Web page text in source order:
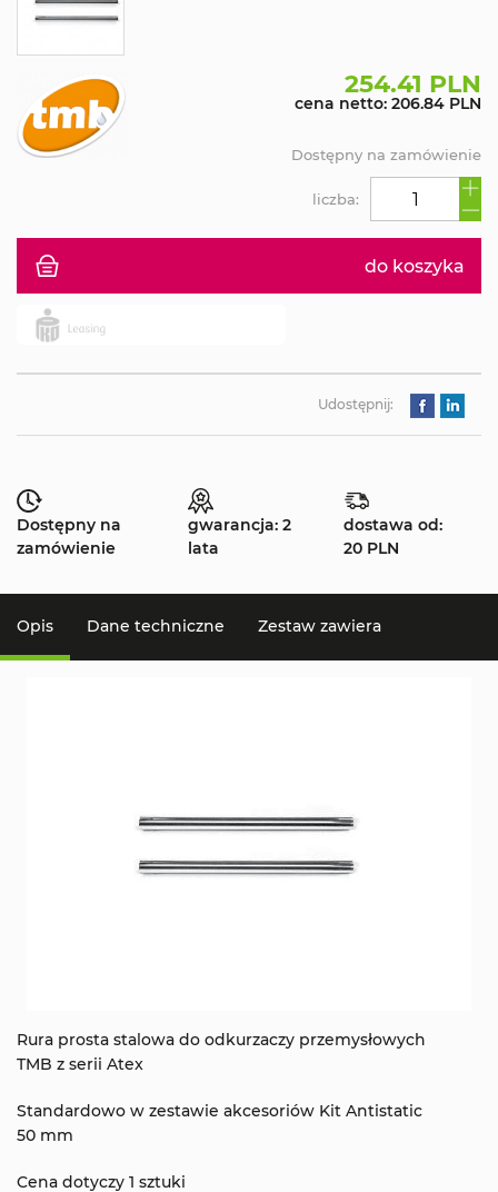
254.41 PLN
cena netto: 206.84 PLN
do koszyka
liczba:
Dostępny na zamówienie
Udostępnij:
Dostępny na
zamówienie
gwarancja: 2
lata
dostawa od:
20 PLN
Opis Dane techniczne Zestaw zawiera
Rura prosta stalowa do odkurzaczy przemysłowych
TMB z serii Atex
Standardowo w zestawie akcesoriów Kit Antistatic
50 mm
Cena dotyczy 1 sztuki